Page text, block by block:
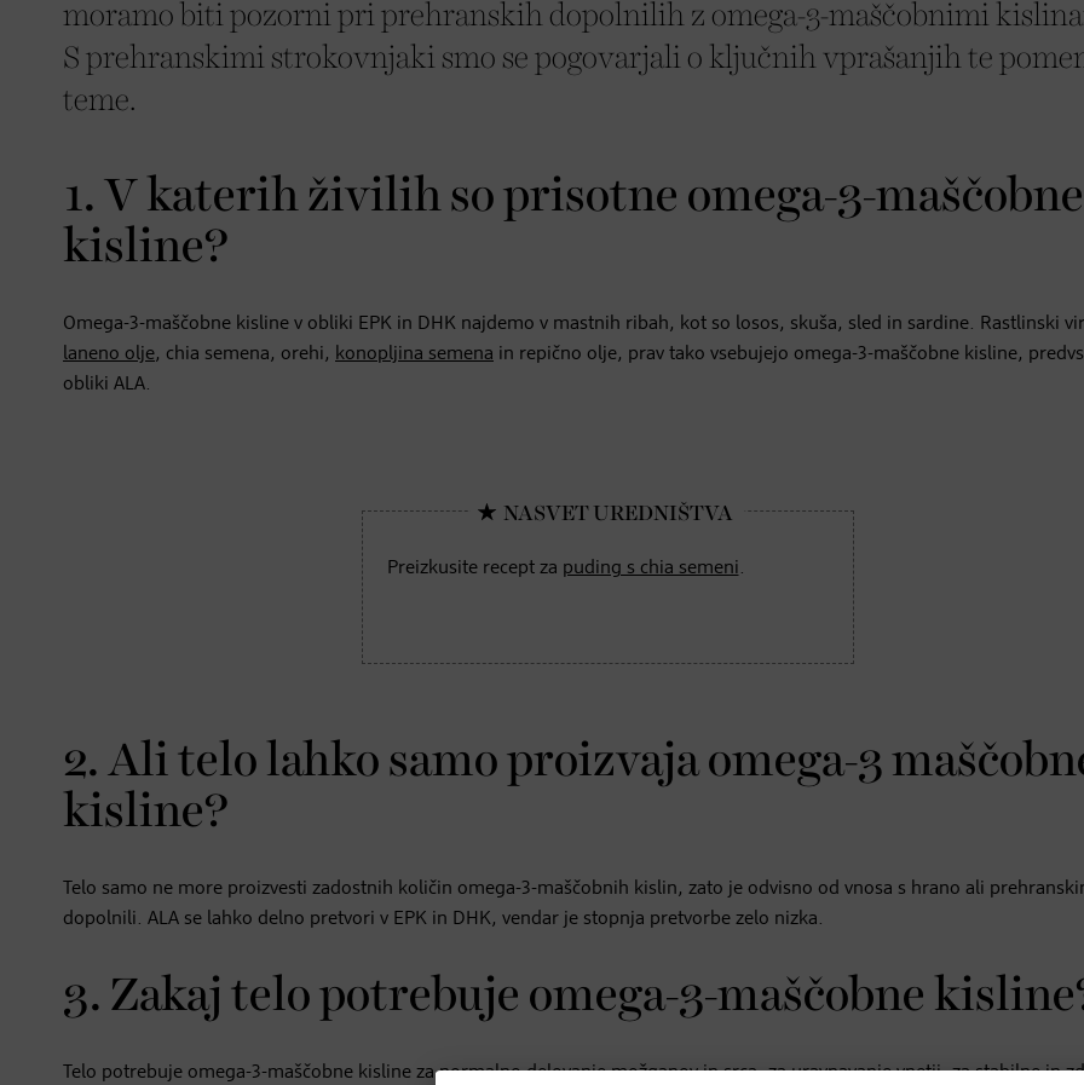
moramo biti pozorni pri prehranskih dopolnilih z omega-3-maščobnimi
S prehranskimi strokovnjaki smo se pogovarjali o ključnih vprašanjih te
teme.
1. V katerih živilih so prisotne omega-3-maščobne
kisline?
Omega-3-maščobne kisline v obliki EPK in DHK najdemo v mastnih ribah, kot so losos, skuša, sled in sardine. Rastlinski
laneno olje, chia semena, orehi, konopljina semena in repično olje, prav tako vsebujejo omega-3-maščobne kisline,
obliki ALA.
Preizkusite recept za puding s chia semeni.
2. Ali telo lahko samo proizvaja omega-3
kisline?
Telo samo ne more proizvesti zadostnih količin omega-3-maščobnih kislin, zato je odvisno od vnosa s hrano ali
dopolnili. ALA se lahko delno pretvori v EPK in DHK, vendar je stopnja pretvorbe zelo nizka.
3. Zakaj telo potrebuje omega-3-maščobne
Telo potrebuje omega-3-maščobne kisline za normalno delovanje možganov in srca, za uravnavanje vnetij, za stabilne in